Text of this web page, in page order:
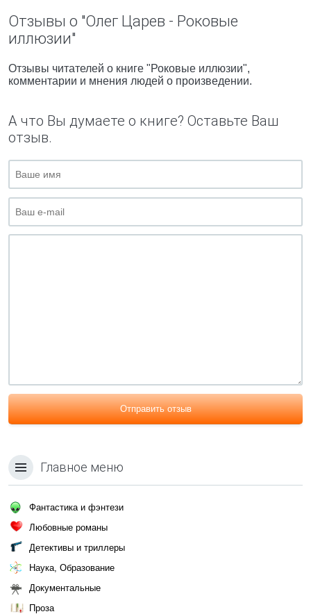
Отзывы о "Олег Царев - Роковые
иллюзии"
Отзывы читателей о книге "Роковые иллюзии",
комментарии и мнения людей о произведении.
А что Вы думаете о книге? Оставьте Ваш
отзыв.
Отправить отзыв
Главное меню
Фантастика и фэнтези
Любовные романы
Детективы и триллеры
Наука, Образование
Документальные
Проза